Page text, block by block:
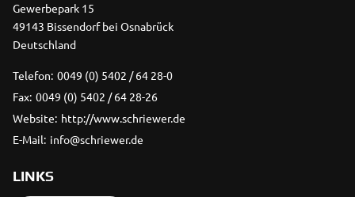
Gewerbepark 15
49143 Bissendorf bei Osnabrück
Deutschland
Telefon: 0049 (0) 5402 / 64 28-0
Fax: 0049 (0) 5402 / 64 28-26
Website: http://www.schriewer.de
E-Mail: info@schriewer.de
LINKS